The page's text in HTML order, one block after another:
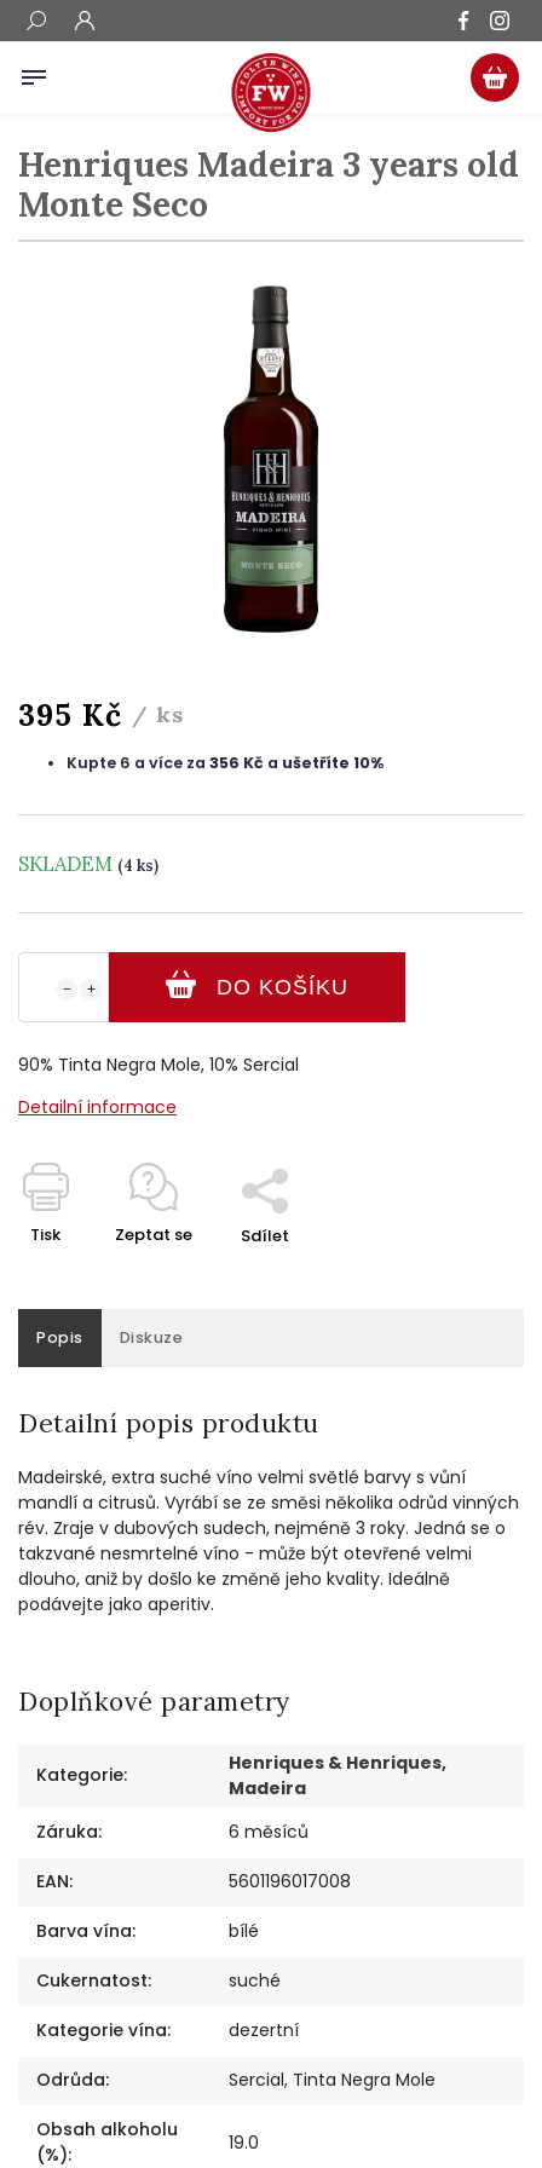
Henriques Madeira 3 years old
Monte Seco
395 Kč / ks
Kupte 6 a více za 356 Kč a ušetříte 10%
SKLADEM (4 ks)
+
− DO KOŠÍKU
90% Tinta Negra Mole, 10% Sercial
Detailní informace
Tisk Zeptat se Sdílet
Popis Diskuze
Detailní popis produktu
Madeirské, extra suché víno velmi světlé barvy s vůní
mandlí a citrusů. Vyrábí se ze směsi několika odrůd vinných
rév. Zraje v dubových sudech, nejméně 3 roky. Jedná se o
takzvané nesmrtelné víno - může být otevřené velmi
dlouho, aniž by došlo ke změně jeho kvality. Ideálně
podávejte jako aperitiv.
Doplňkové parametry
Kategorie:
Henriques & Henriques,
Madeira
Záruka: 6 měsíců
EAN: 5601196017008
Barva vína: bílé
Cukernatost: suché
Kategorie vína: dezertní
Odrůda: Sercial, Tinta Negra Mole
Obsah alkoholu
(%): 19.0